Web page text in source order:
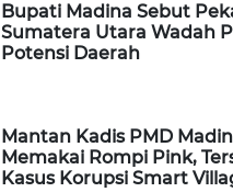
Bupati Madina Sebut
Sumatera Utara Wadah
Potensi Daerah
Mantan Kadis PMD
Memakai Rompi Pink,
Kasus Korupsi Smart